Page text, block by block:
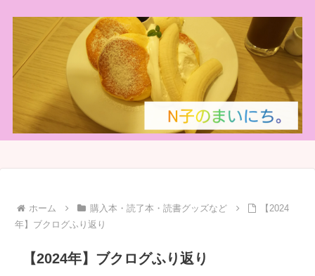
ホーム 購入本・読了本・読書グッズなど
【2024
年】ブクログふり返り
【2024年】ブクログふり返り